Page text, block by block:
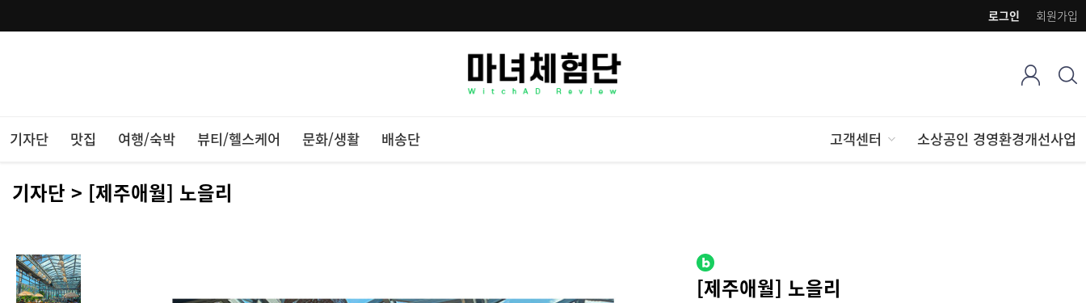
회원가입
로그인
기자단 맛집 여행/숙박 뷰티/헬스케어 문화/생활 배송단 고객센터 소상공인 경영환경개선사업
기자단 > [제주애월] 노을리
[제주애월] 노을리